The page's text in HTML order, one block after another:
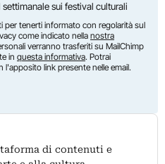
settimanale sui festival culturali
per tenerti informato con regolarità sul
come indicato nella nostra
verranno trasferiti su MailChimp
in questa informativa. Potrai
l'apposito link presente nelle email.
di contenuti e